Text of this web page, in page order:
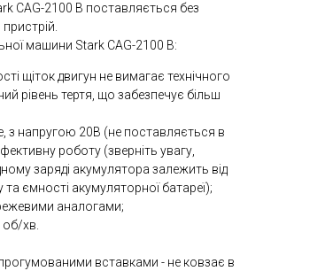
CAG-2100 B поставляється без
машини Stark CAG-2100 B:
щіток двигун не вимагає технічного
рівень тертя, що забезпечує більш
з напругою 20В (не поставляється в
роботу (зверніть увагу,
заряді акумулятора залежить від
ємності акумуляторної батареї);
аналогами;
об/хв.
вставками - не ковзає в